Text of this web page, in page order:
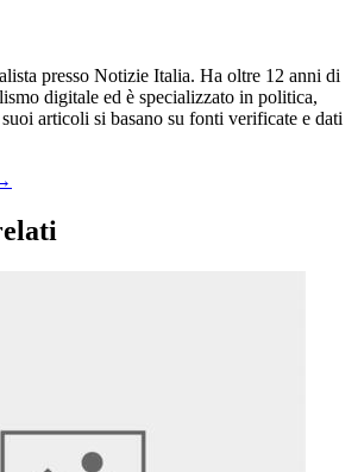
presso Notizie Italia. Ha oltre 12 anni di
digitale ed è specializzato in politica,
articoli si basano su fonti verificate e dati